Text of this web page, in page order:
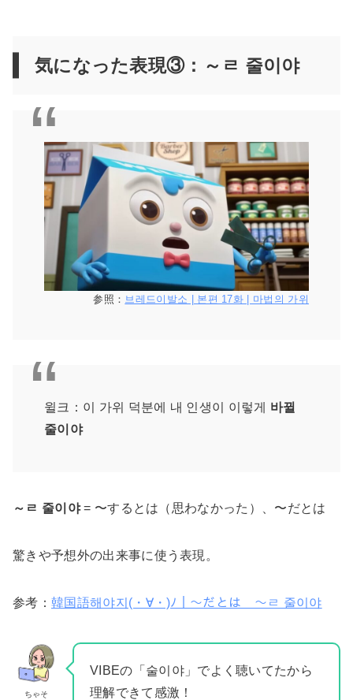
気になった表現③：～ㄹ 줄이야
参照： 브레드이발소 | 본편 17화 | 마법의 가위
윌크：이 가위 덕분에 내 인생이 이렇게 바뀔
줄이야
～ㄹ 줄이야= 〜するとは（思わなかった）、〜だとは
驚きや予想外の出来事に使う表現。
参考： 韓国語해야지(・∀・)ﾉ｜～だとは ～ㄹ 줄이야
ちゃそ
VIBEの「술이야」でよく聴いてたから
理解できて感激！